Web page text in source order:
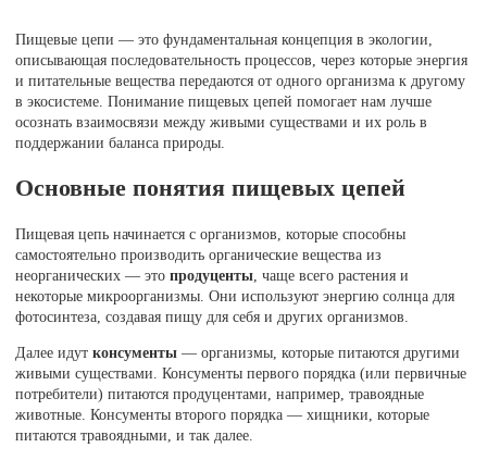
Пищевые цепи — это фундаментальная концепция в экологии,
описывающая последовательность процессов, через которые энергия
и питательные вещества передаются от одного организма к другому
в экосистеме. Понимание пищевых цепей помогает нам лучше
осознать взаимосвязи между живыми существами и их роль в
поддержании баланса природы.
Основные понятия пищевых цепей
Пищевая цепь начинается с организмов, которые способны
самостоятельно производить органические вещества из
неорганических — этопродуценты , чаще всего растения и
некоторые микроорганизмы. Они используют энергию солнца для
фотосинтеза, создавая пищу для себя и других организмов.
Далее идутконсументы — организмы, которые питаются другими
живыми существами. Консументы первого порядка (или первичные
потребители) питаются продуцентами, например, травоядные
животные. Консументы второго порядка — хищники, которые
питаются травоядными, и так далее.